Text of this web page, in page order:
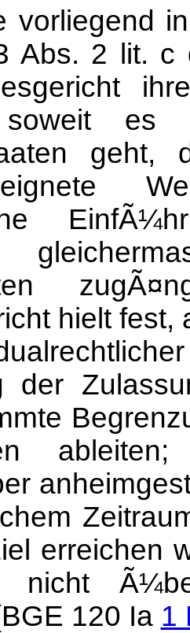
vorliegend
Abs. 2 lit. c
soweit es
geht,
hielt fest,
der
erreichen
nicht
120 Ia 1